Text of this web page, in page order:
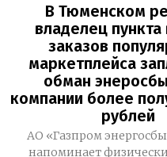
В Тюменском
владелец
заказов
маркетплейса
обман
компании более
рублей
АО «Газпром
напоминает